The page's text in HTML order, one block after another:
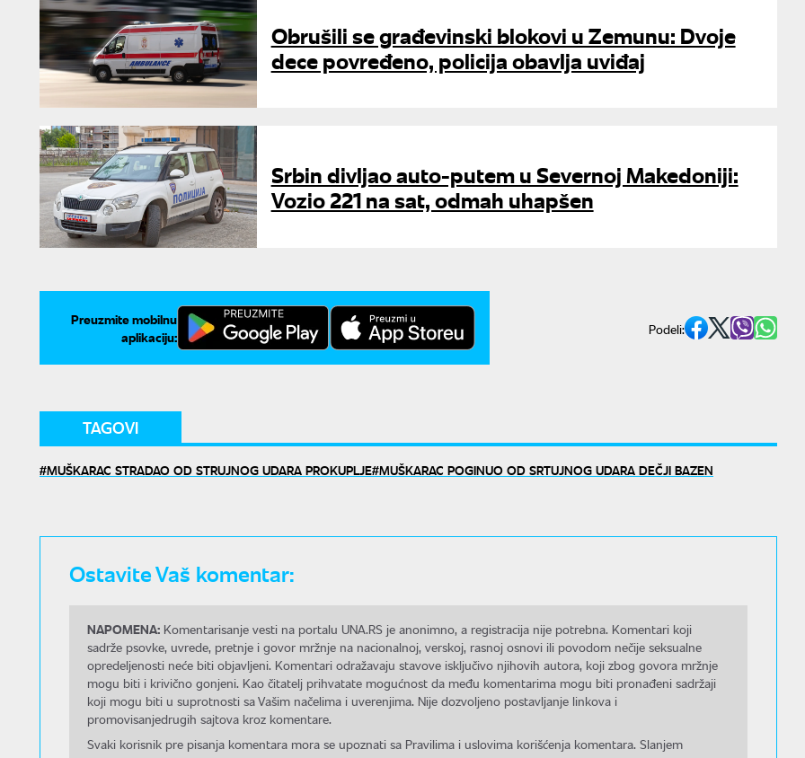
Obrušili se građevinski blokovi u Zemunu: Dvoje
dece povređeno, policija obavlja uviđaj
Srbin divljao auto-putem u Severnoj Makedoniji:
Vozio 221 na sat, odmah uhapšen
Preuzmite mobilnu
aplikaciju:
Podeli:
TAGOVI
MUŠKARAC STRADAO OD STRUJNOG UDARA PROKUPLJE MUŠKARAC POGINUO OD SRTUJNOG UDARA DEČJI BAZEN
Ostavite Vaš komentar:
NAPOMENA: Komentarisanje vesti na portalu UNA.RS je anonimno, a registracija nije potrebna. Komentari koji
sadrže psovke, uvrede, pretnje i govor mržnje na nacionalnoj, verskoj, rasnoj osnovi ili povodom nečije seksualne
opredeljenosti neće biti objavljeni. Komentari odražavaju stavove isključivo njihovih autora, koji zbog govora mržnje
mogu biti i krivično gonjeni. Kao čitatelj prihvatate mogućnost da među komentarima mogu biti pronađeni sadržaji
koji mogu biti u suprotnosti sa Vašim načelima i uverenjima. Nije dozvoljeno postavljanje linkova i
promovisanjedrugih sajtova kroz komentare.
Svaki korisnik pre pisanja komentara mora se upoznati sa Pravilima i uslovima korišćenja komentara. Slanjem